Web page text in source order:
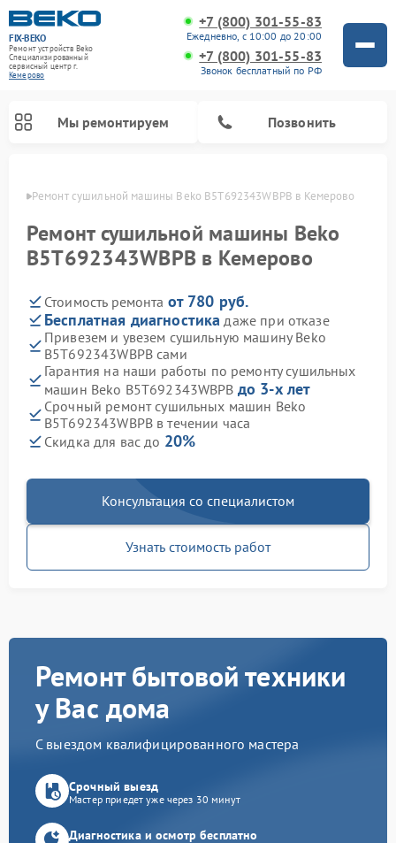
FIX-BEKO
Ремонт устройств Beko
Специализированный
cервисный центр г.
Кемерово
+7 (800) 301-55-83
Ежедневно, с 10:00 до 20:00
+7 (800) 301-55-83
Звонок бесплатный по РФ
Мы ремонтируем Позвонить
Ремонт сушильной машины Beko B5T692343WBPB в Кемерово
Ремонт сушильной машины Beko
B5T692343WBPB в Кемерово
Стоимость ремонта от 780 руб.
Бесплатная диагностика даже при отказе
Привезем и увезем сушильную машину Beko
B5T692343WBPB сами
Гарантия на наши работы по ремонту сушильных
машин Beko B5T692343WBPB до 3-х лет
Срочный ремонт сушильных машин Beko
B5T692343WBPB в течении часа
Скидка для вас до 20%
Консультация со специалистом
Узнать стоимость работ
Ремонт бытовой техники
у Вас дома
С выездом квалифицированного мастера
Срочный выезд
Мастер приедет уже через 30 минут
Диагностика и осмотр бесплатно